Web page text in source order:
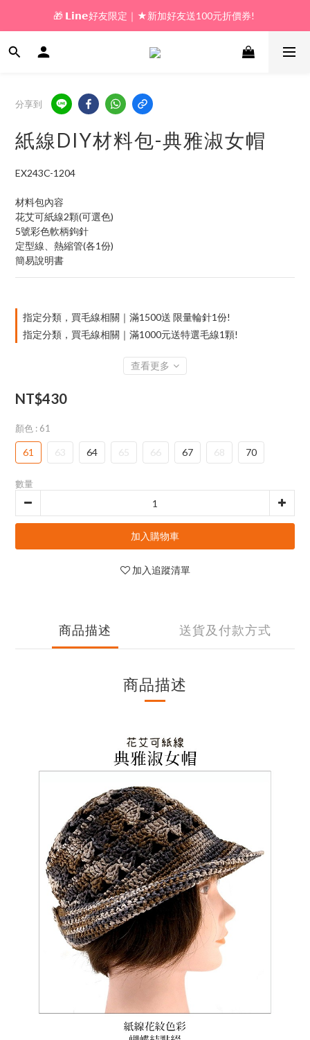
🎁 新好友購物金｜★加入新會員領券送100元!
🎁 𝗟𝗶𝗻𝗲好友限定｜★新加好友送100元折價券!
🎁 新好友購物金｜★加入新會員領券送100元!
分享到
紙線DIY材料包-典雅淑女帽
EX243C-1204
材料包內容
花艾可紙線2顆(可選色)
5號彩色軟柄鉤針
定型線、熱縮管(各1份)
簡易說明書
指定分類，買毛線相關｜滿1500送 限量輪針1份!
指定分類，買毛線相關｜滿1000元送特選毛線1顆!
查看更多
NT$430
顏色 : 61
61 63 64 65 66 67 68 70
數量
加入購物車
加入追蹤清單
商品描述 送貨及付款方式
商品描述